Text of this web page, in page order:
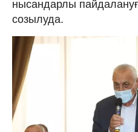
нысандарлы
созылуда.